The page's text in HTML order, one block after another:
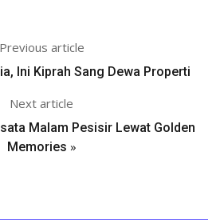
Previous article
Ini Kiprah Sang Dewa Properti
Next article
Malam Pesisir Lewat Golden
Memories »